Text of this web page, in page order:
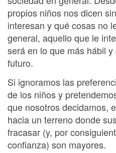
propios niños nos dicen
interesan y qué cosas no
general, aquello que le
será en lo que más hábil
futuro.
Si ignoramos las
de los niños y
que nosotros decidamos,
hacia un terreno donde
fracasar (y, por
confianza) son mayores.